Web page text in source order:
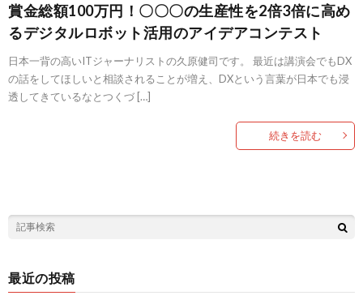
賞金総額100万円！〇〇〇の生産性を2倍3倍に高め
るデジタルロボット活用のアイデアコンテスト
日本一背の高いITジャーナリストの久原健司です。 最近は講演会でもDX
の話をしてほしいと相談されることが増え、DXという言葉が日本でも浸
透してきているなとつくづ […]
続きを読む
最近の投稿